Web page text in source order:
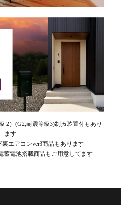
2）(G2,耐震等級3)制振装置付もあり
ます
エアコンver3商品もあります
電池搭載商品もご用意してます